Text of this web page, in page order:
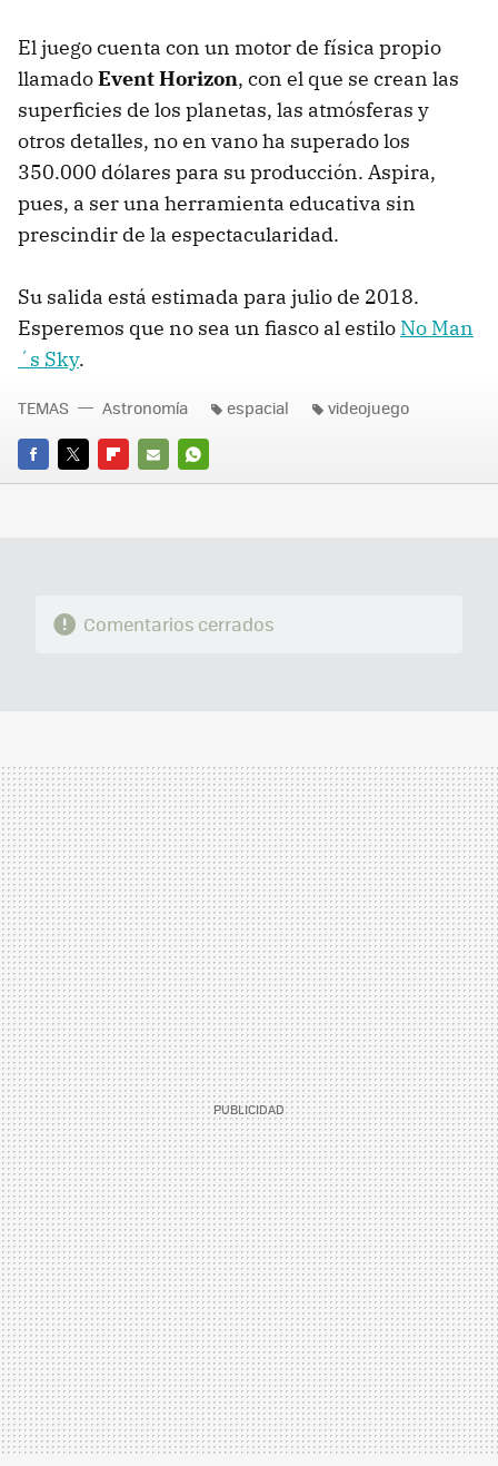
El juego cuenta con un motor de física propio
llamadoEvent Horizon, con el que se crean las
superficies de los planetas, las atmósferas y
otros detalles, no en vano ha superado los
350.000 dólares para su producción. Aspira,
pues, a ser una herramienta educativa sin
prescindir de la espectacularidad.
Su salida está estimada para julio de 2018.
Esperemos que no sea un fiasco al estilo No Man
´s Sky.
FACEBOOK
TWITTERFLIPBOARD
E-
WHATSAPP
TEMAS Astronomía espacial videojuego
Comentarios cerrados